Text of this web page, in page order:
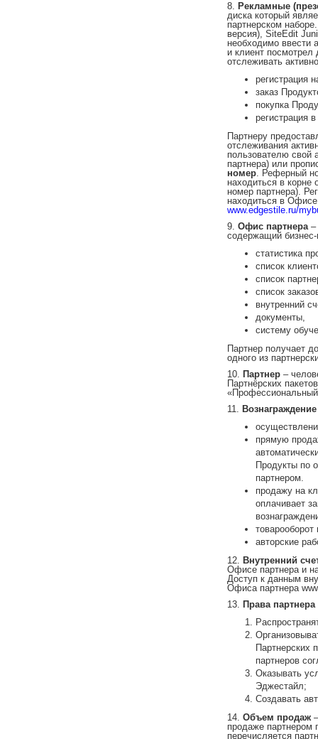
8. Рекламные
диска который
партнерском
версия), SiteEdit
необходимо ввести
и клиент
отслеживать
регистрация
заказ
покупка
регистрация
Партнеру
отслеживания
пользователю свой
партнера) или
номер. Реферный
находиться в
номер партнера).
находиться в
www.edgestile.ru/
9. Офис партнера –
содержащий
статистика
список
список
список
внутренний
документы,
систему
Партнер получает
одного из
10. Партнер –
Партнёрских
11.
прямую
Продукты по
партнером.
продажу на
оплачивает
авторские
12. Внутренний
Офисе партнера и
Доступ к данным
Офиса партнера
13. Права партнера
Партнерских
партнеров
Оказывать
Эджестайл;
Создавать
14. Объем продаж
продаже партнером
перечисляется